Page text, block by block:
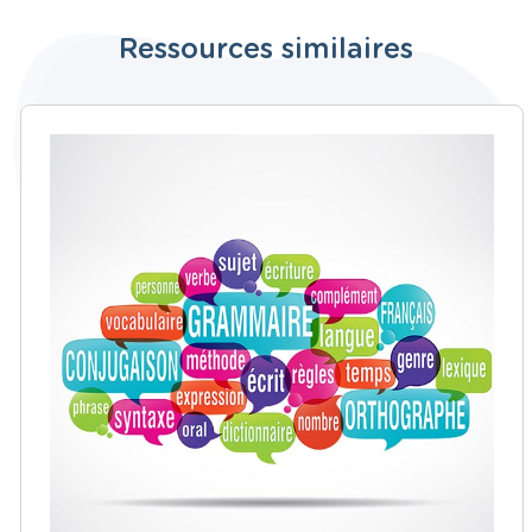
Ressources similaires